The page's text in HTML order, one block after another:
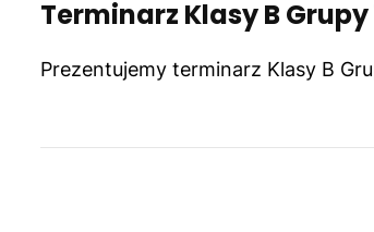
Terminarz Klasy B Grupy
Prezentujemy terminarz Klasy B